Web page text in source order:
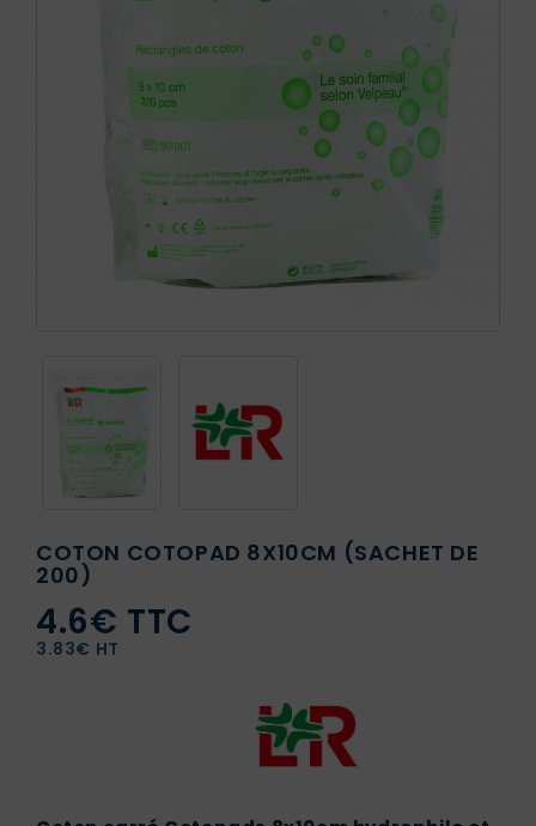
COTON COTOPAD 8X10CM (SACHET DE
200)
4.6€ TTC
3.83€ HT